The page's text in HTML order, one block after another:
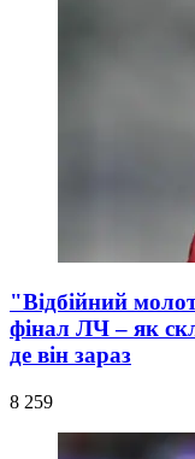
"Відбійний
фінал ЛЧ – як
де він зараз
8 259